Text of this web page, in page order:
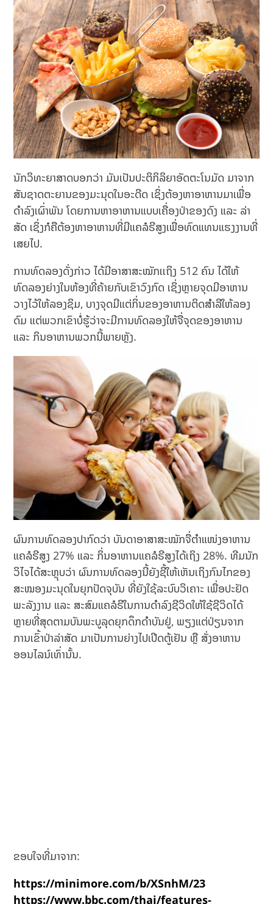
ນັກວິທະຍາສາດບອກວ່າ ມັນເປັນປະຕິກິລິຍາອັດຕະໂນມັດ ມາຈາກ
ສັນຊາດຕະຍານຂອງມະນຸດໃນອະດີດ ເຊິ່ງຕ້ອງຫາອາຫານມາເພື່ອ
ດຳລົງເຜົ່າພັນ ໂດຍການຫາອາຫານແບບເຄື່ອງປ່າຂອງດົງ ແລະ ລ່າ
ສັດ ເຊິ່ງກໍຄືຕ້ອງຫາອາຫານທີ່ມີແຄລໍຣີສູງເພື່ອທົດແທນແຮງງານທີ່
ເສຍໄປ.
ການທົດລອງດັ່ງກ່າວ ໄດ້ມີອາສາສະໝັກເເຖິງ 512 ຄົນ ໄດ້ໃຫ້
ທົດລອງຍ່າງໃນຫ້ອງທີ່ຄ້າຍກັບເຂົາວົງກົດ ເຊິ່ງຫຼາຍຈຸດມີອາຫານ
ວາງໄວ້ໃຫ້ລອງຊິມ, ບາງຈຸດມີແຕ່ກິ່ນຂອງອາຫານຕິດສຳລີໃຫ້ລອງ
ດົມ ແຕ່ພວກເຂົາບໍ່ຮູ້ວ່າຈະມີການທົດລອງໃຫ້ຈື່ຈຸດຂອງອາຫານ
ແລະ ກິນອາຫານພວກນີ້ພາຍຫຼັງ.
ຜົນການທົດລອງປາກົດວ່າ ບັນດາອາສາສະໝັກຈື່ຕຳແໜ່ງອາຫານ
ແຄລໍຣີສູງ 27% ແລະ ກິ່ນອາຫານແຄລໍຣີສູງໄດ້ເຖິງ 28%. ທີມນັກ
ວິໄຈໄດ້ສະຫຼຸບວ່າ ຜົນການທົດລອງນີ້ຍັງຊີ້ໃຫ້ເຫັນເຖິງກົນໄກຂອງ
ສະໝອງມະນຸດໃນຍຸກປັດຈຸບັນ ທີ່ຍັງໃຊ້ລະບົບວິເຄາະ ເພື່ອປະຢັດ
ພະລັງງານ ແລະ ສະສົມແຄລໍຣີໃນການດຳລົງຊີວິດໃຫ້ໃຊ້ຊີວິດໄດ້
ຫຼາຍທີ່ສຸດຕາມບັນພະບູລຸດຍຸກດຶກດຳບັນຢູ່, ພຽງແຕ່ປ່ຽນຈາກ
ການເຂົ້າປ່າລ່າສັດ ມາເປັນການຍ່າງໄປເປີດຕູ້ເຢັນ ຫຼື ສັ່ງອາຫານ
ອອນໄລນ໌ເທົ່ານັ້ນ.
ຂອບໃຈທີ່ມາຈາກ:
https://minimore.com/b/XSnhM/23
https://www.bbc.com/thai/features-